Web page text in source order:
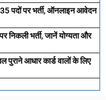
पदों पर भर्ती, ऑनलाइन आवेदन
भर्ती, जानें योग्यता और
आधार कार्ड वालों के लिए